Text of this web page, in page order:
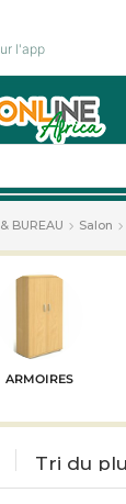
BUREAU Salon
ARMOIRES
l'app